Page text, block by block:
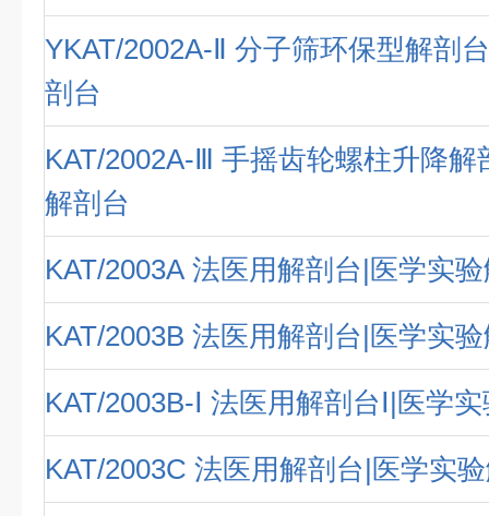
YKAT/2002A-Ⅱ 分子筛环保型解剖
剖台
KAT/2002A-Ⅲ 手摇齿轮螺柱升降解
解剖台
KAT/2003A 法医用解剖台|医学实
KAT/2003B 法医用解剖台|医学实
KAT/2003B-Ⅰ 法医用解剖台Ⅰ|医学
KAT/2003C 法医用解剖台|医学实